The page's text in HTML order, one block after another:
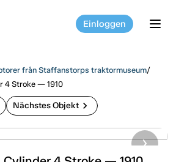
Einloggen
från Staffanstorps traktormuseum/
4 Stroke — 1910
Nächstes Objekt chevron_right